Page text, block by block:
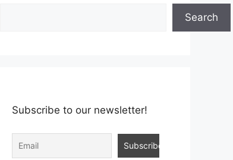
Search
Subscribe to our newsletter!